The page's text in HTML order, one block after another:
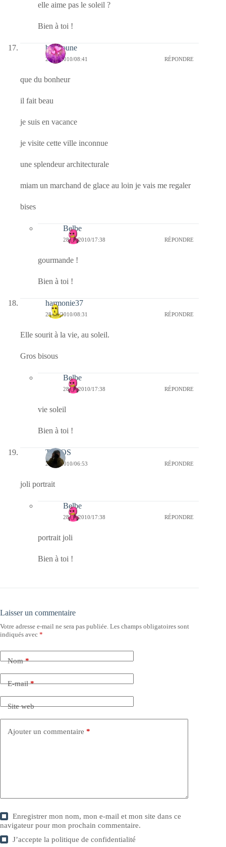
elle aime pas le soleil ?
Bien à toi !
bouboune
28/05/2010/08:41 RÉPONDRE
que du bonheur
il fait beau
je suis en vacance
je visite cette ville inconnue
une splendeur architecturale
miam un marchand de glace au loin je vais me regaler
bises
Belbe
28/05/2010/17:38 RÉPONDRE
gourmande !
Bien à toi !
harmonie37
28/05/2010/08:31 RÉPONDRE
Elle sourit à la vie, au soleil.
Gros bisous
Belbe
28/05/2010/17:38 RÉPONDRE
vie soleil
Bien à toi !
TELOS
28/05/2010/06:53 RÉPONDRE
joli portrait
Belbe
28/05/2010/17:38 RÉPONDRE
portrait joli
Bien à toi !
Laisser un commentaire
Votre adresse e-mail ne sera pas publiée. Les champs obligatoires sont
indiqués avec *
Nom*
E-mail*
Site web
Ajouter un commentaire *
Enregistrer mon nom, mon e-mail et mon site dans ce
navigateur pour mon prochain commentaire.
J’accepte lapolitique de confidentialité